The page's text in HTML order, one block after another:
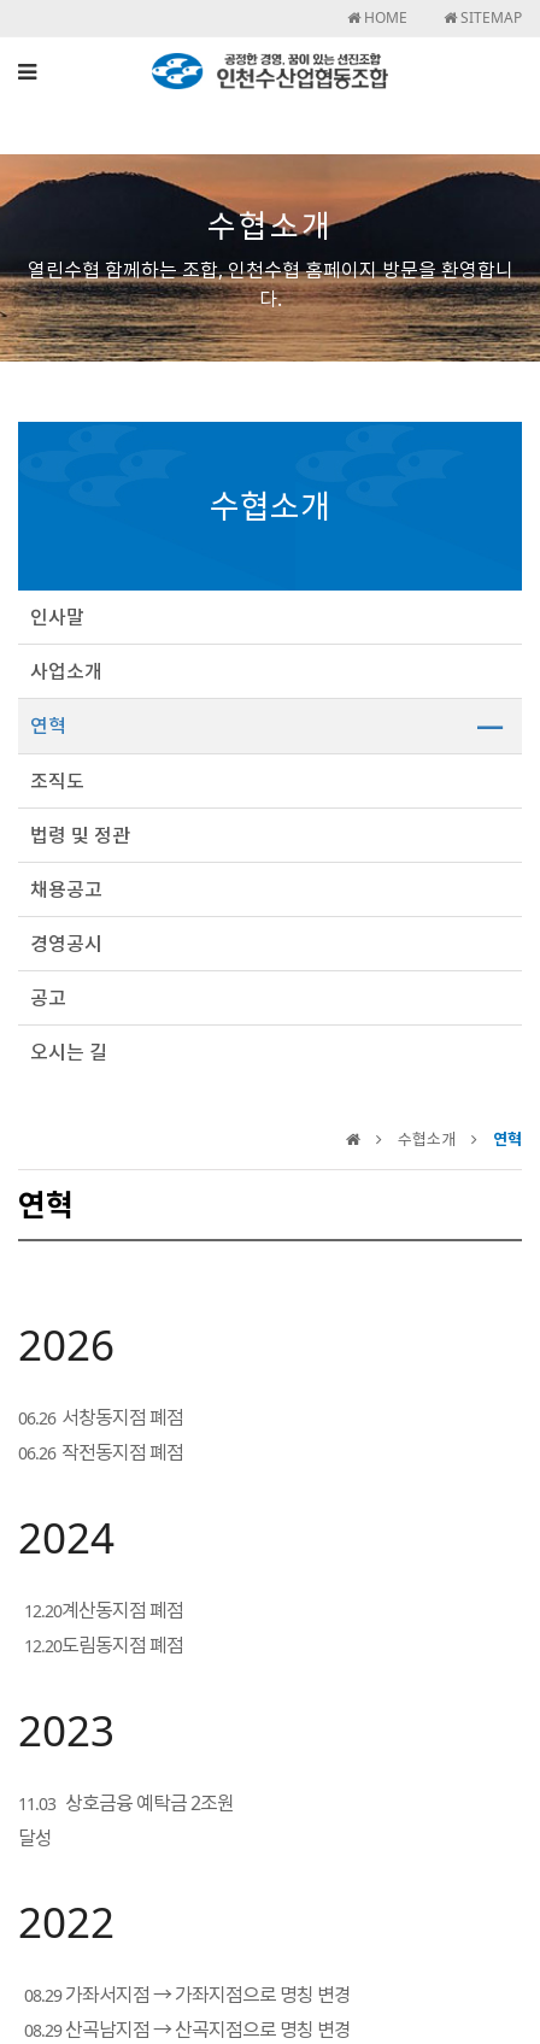
HOME SITEMAP
수협소개
열린수협 함께하는 조합, 인천수협 홈페이지 방문을 환영합니
다.
수협소개
인사말
사업소개
연혁
조직도
법령 및 정관
채용공고
경영공시
공고
오시는 길
수협소개 연혁
연혁
2026
06.26 서창동지점 폐점
06.26 작전동지점 폐점
2024
12.20계산동지점 폐점
12.20도림동지점 폐점
2023
11.03 상호금융 예탁금 2조원
달성
2022
08.29가좌서지점 → 가좌지점으로 명칭 변경
08.29산곡남지점 → 산곡지점으로 명칭 변경